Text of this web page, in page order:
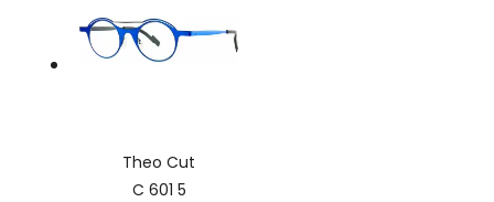
Theo Cut
C 601 5